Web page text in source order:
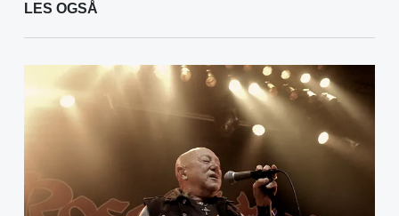
LES OGSÅ